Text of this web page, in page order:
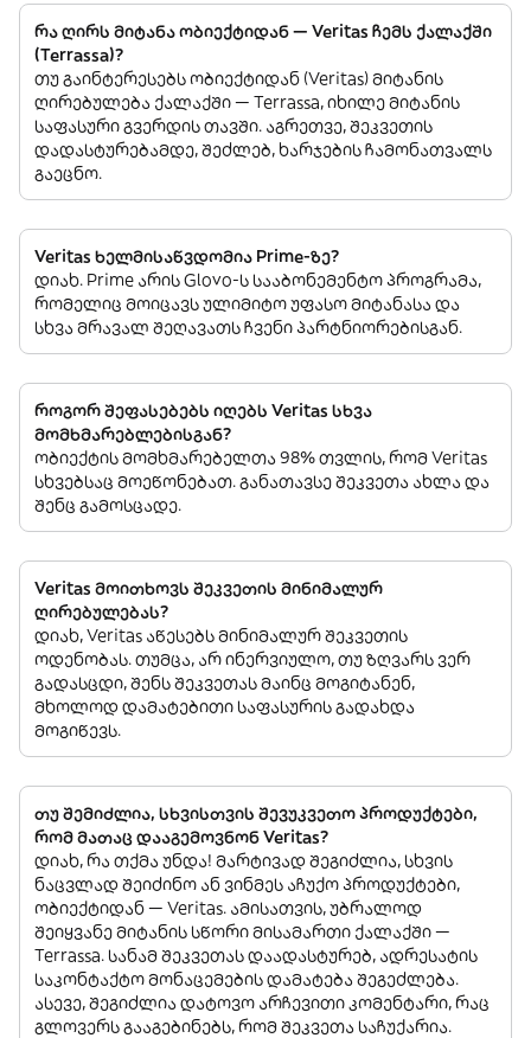
რა ღირს მიტანა ობიექტიდან — Veritas ჩემს ქალაქში
(Terrassa)?
თუ გაინტერესებს ობიექტიდან (Veritas) მიტანის
ღირებულება ქალაქში — Terrassa, იხილე მიტანის
საფასური გვერდის თავში. აგრეთვე, შეკვეთის
დადასტურებამდე, შეძლებ, ხარჯების ჩამონათვალს
გაეცნო.
Veritas ხელმისაწვდომია Prime-ზე?
დიახ. Prime არის Glovo-ს სააბონემენტო პროგრამა,
რომელიც მოიცავს ულიმიტო უფასო მიტანასა და
სხვა მრავალ შეღავათს ჩვენი პარტნიორებისგან.
როგორ შეფასებებს იღებს Veritas სხვა
მომხმარებლებისგან?
ობიექტის მომხმარებელთა 98% თვლის, რომ Veritas
სხვებსაც მოეწონებათ. განათავსე შეკვეთა ახლა და
შენც გამოსცადე.
Veritas მოითხოვს შეკვეთის მინიმალურ
ღირებულებას?
დიახ, Veritas აწესებს მინიმალურ შეკვეთის
ოდენობას. თუმცა, არ ინერვიულო, თუ ზღვარს ვერ
გადასცდი, შენს შეკვეთას მაინც მოგიტანენ,
მხოლოდ დამატებითი საფასურის გადახდა
მოგიწევს.
თუ შემიძლია, სხვისთვის შევუკვეთო პროდუქტები,
რომ მათაც დააგემოვნონ Veritas?
დიახ, რა თქმა უნდა! მარტივად შეგიძლია, სხვის
ნაცვლად შეიძინო ან ვინმეს აჩუქო პროდუქტები,
ობიექტიდან — Veritas. ამისათვის, უბრალოდ
შეიყვანე მიტანის სწორი მისამართი ქალაქში —
Terrassa. სანამ შეკვეთას დაადასტურებ, ადრესატის
საკონტაქტო მონაცემების დამატება შეგეძლება.
ასევე, შეგიძლია დატოვო არჩევითი კომენტარი, რაც
გლოვერს გააგებინებს, რომ შეკვეთა საჩუქარია.